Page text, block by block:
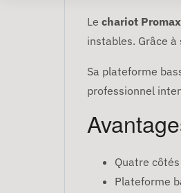
Le chariot
instables. Grâce
Sa plateforme
professionnel
Quatre
Plateforme